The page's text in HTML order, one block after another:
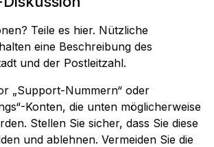
Teile es hier. Nützliche
eine Beschreibung des
und der Postleitzahl.
„Support-Nummern“ oder
Konten, die unten möglicherweise
Stellen Sie sicher, dass Sie diese
und ablehnen. Vermeiden Sie die